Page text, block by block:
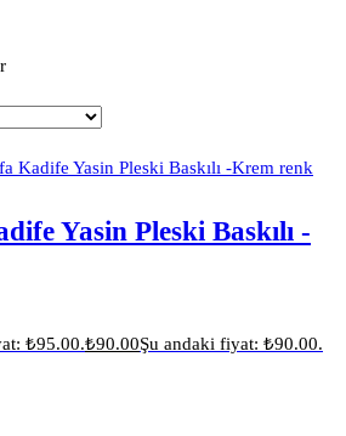
Yasin Pleski Baskılı -
₺95.00.₺90.00Şu andaki fiyat: ₺90.00.